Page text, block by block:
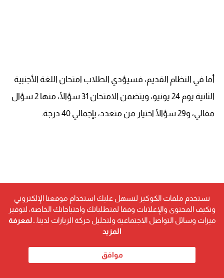
أما في النظام القديم، فسيؤدي الطلاب امتحان اللغة الأجنبية
الثانية يوم 24 يونيو، ويتضمن الامتحان 31 سؤالًا، منها 2 سؤال
مقالي، و29 سؤالًا اختيار من متعدد، بإجمالي 40 درجة.
نستخدم ملفات الكوكيز لنسهل عليك استخدام موقعنا الإلكتروني
ونكيف المحتوى والإعلانات وفقا لمتطلباتك واحتياجاتك الخاصة، لتوفير
ميزات وسائل التواصل الاجتماعية ولتحليل حركة الزيارات لدينا... لمعرفة
المزيد
موافق